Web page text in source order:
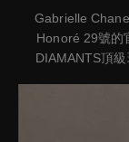
Gabrielle
Honoré 29號的
DIAMANTS頂